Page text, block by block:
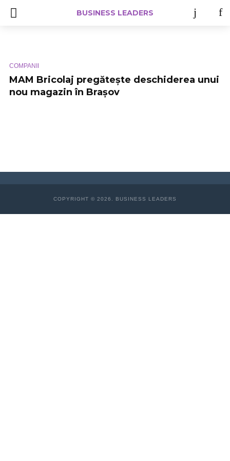
BUSINESS LEADERS
COMPANII
MAM Bricolaj pregătește deschiderea unui
nou magazin în Brașov
COPYRIGHT © 2026. BUSINESS LEADERS